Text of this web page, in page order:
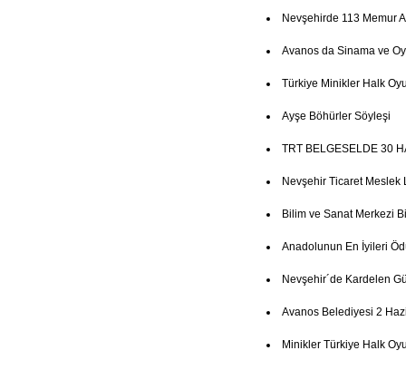
Nevşehirde 113 Memur
Avanos da Sinama ve
Türkiye Minikler Halk
Ayşe Böhürler Söyleşi
TRT BELGESELDE 30
Nevşehir Ticaret Meslek
Bilim ve Sanat Merkezi
Anadolunun En İyileri
Nevşehir´de Kardelen
Avanos Belediyesi 2
Minikler Türkiye Halk